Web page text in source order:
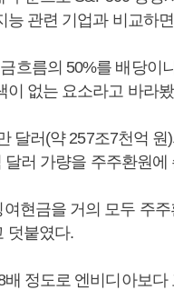
능 관련 기업과 비교하
흐름의 50%를 배당이
이 없는 요소라고 바라
달러(약 257조7천억
러 가량을 주주환원
현금을 거의 모두 주
덧붙였다.
정도로 엔비디아보다